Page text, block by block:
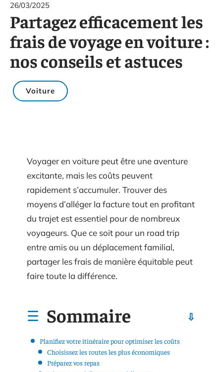
26/03/2025
Partagez efficacement les
frais de voyage en voiture :
nos conseils et astuces
Voiture
Voyager en voiture peut être une aventure
excitante, mais les coûts peuvent
rapidement s’accumuler. Trouver des
moyens d’alléger la facture tout en profitant
du trajet est essentiel pour de nombreux
voyageurs. Que ce soit pour un road trip
entre amis ou un déplacement familial,
partager les frais de manière équitable peut
faire toute la différence.
Sommaire
Planifiez votre itinéraire pour optimiser les coûts
Choisissez les routes les plus économiques
Préparez vos repas